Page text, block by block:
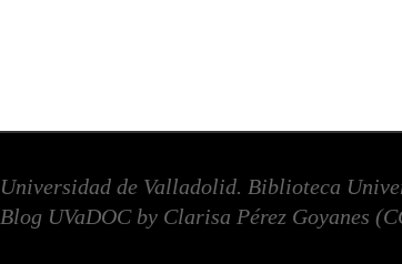
Universidad de Valladolid. Biblioteca
Blog UVaDOC by Clarisa Pérez Goyanes (